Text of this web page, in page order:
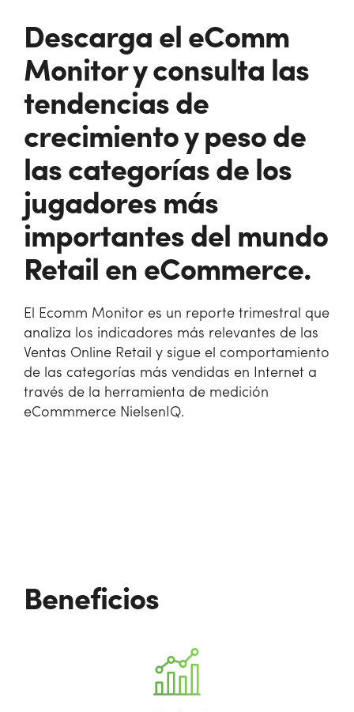
Descarga el eComm
Monitor y consulta las
tendencias de
crecimiento y peso de
las categorías de los
jugadores más
importantes del mundo
Retail en eCommerce.
El Ecomm Monitor es un reporte trimestral que
analiza los indicadores más relevantes de las
Ventas Online Retail y sigue el comportamiento
de las categorías más vendidas en Internet a
través de la herramienta de medición
eCommmerce NielsenIQ.
Beneficios